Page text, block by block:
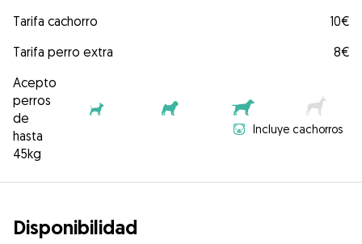
Tarifa cachorro
10€
Tarifa perro extra
8€
Acepto
perros
de
hasta
45kg
Incluye cachorros
Disponibilidad